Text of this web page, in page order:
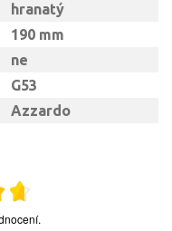
hranatý
190 mm
ne
G53
Azzardo